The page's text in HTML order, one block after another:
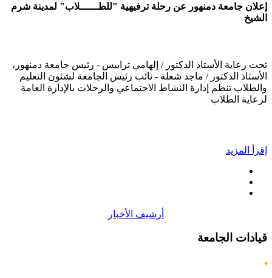
إعلان جامعة دمنهور عن رحلة ترفيهية "للطــــــلاب" لمدينة شرم
الشيخ
تحت رعاية الأستاذ الدكتور / إلهامي ترابيس - رئيس جامعة دمنهور،
الأستاذ الدكتور / ماجد شعلة - نائب رئيس الجامعة لشئون التعليم
والطلاب تنظم إدارة النشاط الاجتماعي والرحلات بالإدارة العامة
لرعاية الطلاب
إقرأ المزيد
أرشيف الأخبار
قيادات الجامعة